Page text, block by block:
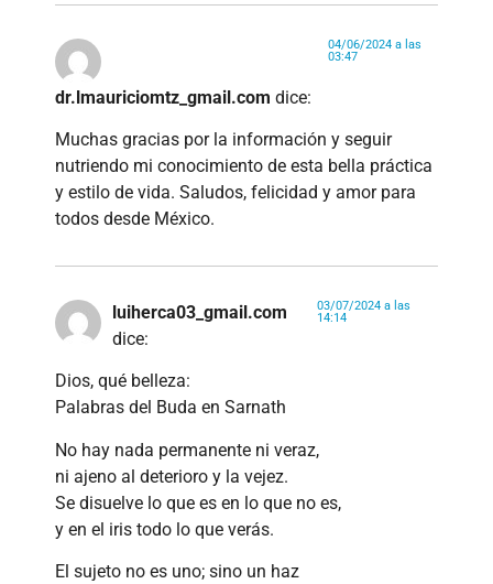
dr.lmauriciomtz_gmail.com dice:
04/06/2024 a las
03:47
Muchas gracias por la información y seguir
nutriendo mi conocimiento de esta bella práctica
y estilo de vida. Saludos, felicidad y amor para
todos desde México.
luiherca03_gmail.com
dice:
03/07/2024 a las
14:14
Dios, qué belleza:
Palabras del Buda en Sarnath
No hay nada permanente ni veraz,
ni ajeno al deterioro y la vejez.
Se disuelve lo que es en lo que no es,
y en el iris todo lo que verás.
El sujeto no es uno; sino un haz